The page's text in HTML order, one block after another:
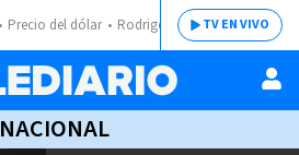
Precio del dólar Rodrigo ChavesTV EN VIVO
NACIONAL